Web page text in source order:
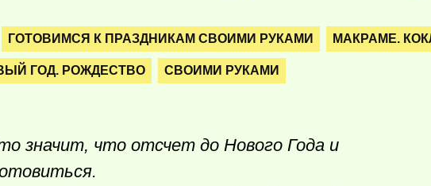
ГОТОВИМСЯ К ПРАЗДНИКАМ СВОИМИ РУКАМИ МАКРАМЕ.
ГОД. РОЖДЕСТВО СВОИМИ РУКАМИ
значит, что отсчет до Нового Года и